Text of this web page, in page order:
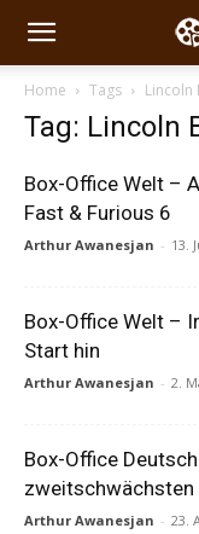
Home Tags Lincoln
Tag: Lincoln
Box-Office Welt –
Fast & Furious 6
Arthur Awanesjan - 13.
Box-Office Welt –
Start hin
Arthur Awanesjan - 2.
Box-Office
zweitschwächsten
Arthur Awanesjan - 23.